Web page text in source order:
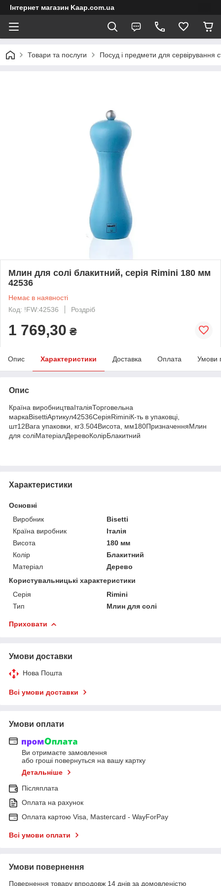
Інтернет магазин Kaap.com.ua
Товари та послуги Посуд і предмети для сервірування
Млин для солі блакитний, серія Rimini 180 мм
42536
Немає в наявності
Код: !FW:42536
Роздріб
1 769,30 ₴
Опис Характеристики Доставка Оплата Умови
Опис
Країна виробництваІталіяТорговельна
маркаBisettiАртикул42536СеріяRiminiК-ть в упаковці,
шт12Вага упаковки, кг3.504Висота, мм180ПризначенняМлин
для соліМатеріалДеревоКолірБлакитний
Характеристики
Основні
Виробник
Bisetti
Країна виробник
Італія
Висота
180 мм
Колір
Блакитний
Матеріал
Дерево
Користувальницькі характеристики
Серія
Rimini
Тип
Млин для солі
Приховати
Умови доставки
Нова Пошта
Всі умови доставки
Умови оплати
Ви отримаєте замовлення
або гроші повернуться на вашу картку
Детальніше
Післяплата
Оплата на рахунок
Оплата картою Visa, Mastercard - WayForPay
Всі умови оплати
Умови повернення
Повернення товару впродовж 14 днів за домовленістю